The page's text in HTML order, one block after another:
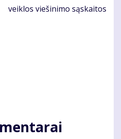
veiklos viešinimo sąskaitos